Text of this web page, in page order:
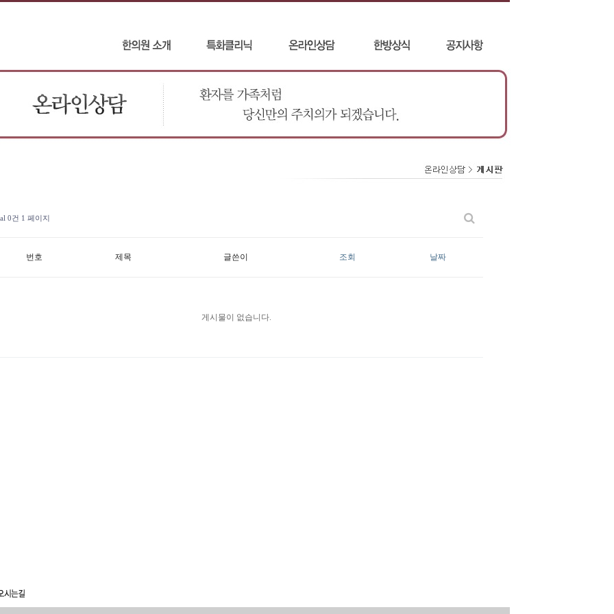
0건 1 페이지
번호 제목 글쓴이 조회 날짜
게시물이 없습니다.